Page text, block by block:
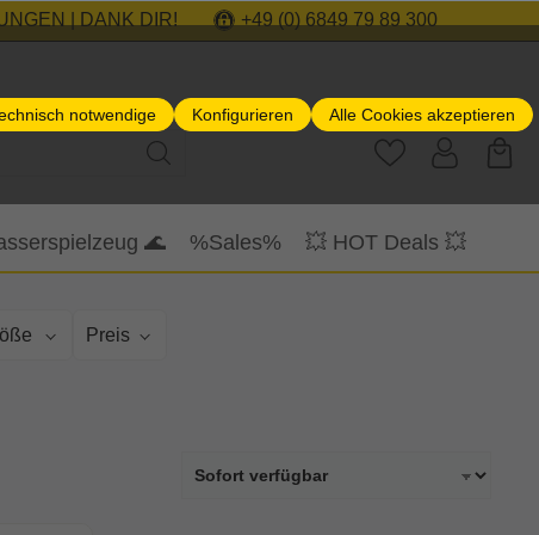
| DANK DIR! +49 (0) 6849 79 89 300
🌊 %Sales% 💥 HOT Deals 💥
Preis
notwendige Konfigurieren Alle Cookies akzeptieren